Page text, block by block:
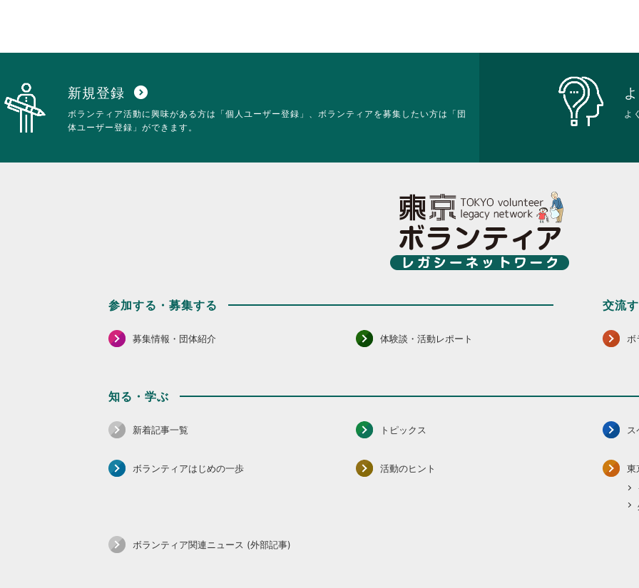
新規登録 expand_circle_down
ボランティア活動に興味がある方は「個人ユーザー登録」、ボランティアを募集したい方は「団
体ユーザー登録」ができます。
よ
参加する・募集する
募集情報・団体紹介 体験談・活動レポート
交流
ボ
知る・学ぶ
新着記事一覧 トピックス
ボランティアはじめの一歩 活動のヒント
東
ボランティア関連ニュース (外部記事)